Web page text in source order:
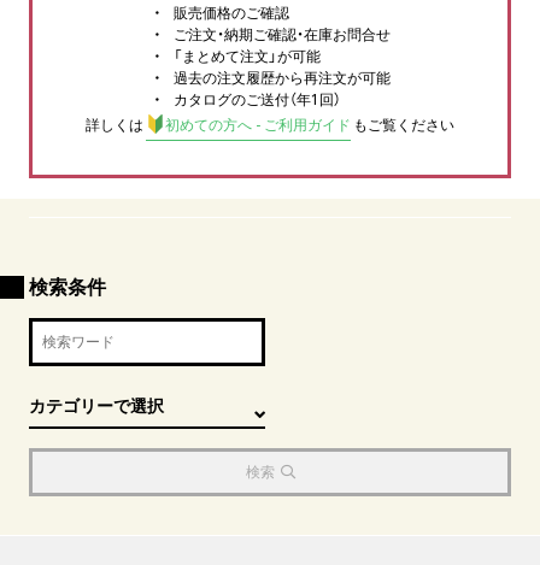
販売価格のご確認
ご注文・納期ご確認・在庫お問合せ
「まとめて注文」が可能
過去の注文履歴から再注文が可能
カタログのご送付（年1回）
詳しくは
初めての方へ - ご利用ガイド もご覧ください
検索条件
検索